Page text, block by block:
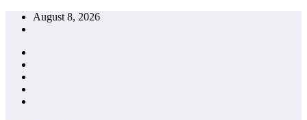
Skip
August 8, 2026